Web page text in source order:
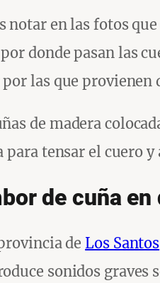
notar en las fotos
donde pasan las
por las que provienen
de madera
tensar el cuero
de cuña
de Los Santos
sonidos graves